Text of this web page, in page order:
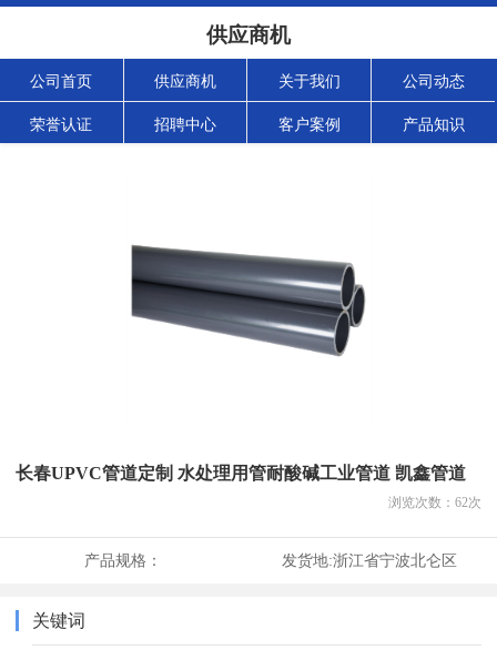
供应商机
公司首页 供应商机 关于我们 公司动态
荣誉认证 招聘中心 客户案例 产品知识
长春UPVC管道定制 水处理用管耐酸碱工业管道 凯鑫管道
浏览次数： 62次
产品规格： 发货地:浙江省宁波北仑区
关键词